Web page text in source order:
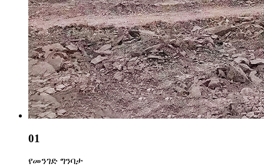
01
የመንገድ ግንባታ